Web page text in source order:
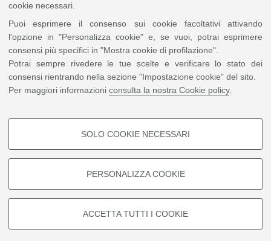
cookie necessari.
Puoi esprimere il consenso sui cookie facoltativi attivando
l'opzione in "Personalizza cookie" e, se vuoi, potrai esprimere
consensi più specifici in "Mostra cookie di profilazione".
Potrai sempre rivedere le tue scelte e verificare lo stato dei
consensi rientrando nella sezione "Impostazione cookie" del sito.
Per maggiori informazioni consulta la nostra Cookie policy.
COOKIE DI PROFILAZIONE -
FACOLTATIVI
SOLO COOKIE NECESSARI
PERSONALIZZA COOKIE
ACCETTA TUTTI I COOKIE
Job Corner | Sede di Ingegneria viale del Risorgimento |
26 Ottobre 2023 | 10-16
( 5 foto)
2026 - ALMA MATER STUDIORUM - Università di Bologna - Via Zamboni, 33